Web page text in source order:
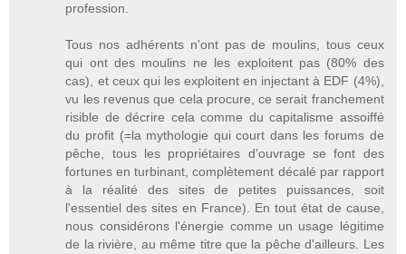
profession.
Tous nos adhérents n'ont pas de moulins, tous ceux
qui ont des moulins ne les exploitent pas (80% des
cas), et ceux qui les exploitent en injectant à EDF (4%),
vu les revenus que cela procure, ce serait franchement
risible de décrire cela comme du capitalisme assoiffé
du profit (=la mythologie qui court dans les forums de
pêche, tous les propriétaires d'ouvrage se font des
fortunes en turbinant, complètement décalé par rapport
à la réalité des sites de petites puissances, soit
l'essentiel des sites en France). En tout état de cause,
nous considérons l'énergie comme un usage légitime
de la rivière, au même titre que la pêche d'ailleurs. Les